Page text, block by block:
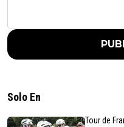
Solo En
Tour de